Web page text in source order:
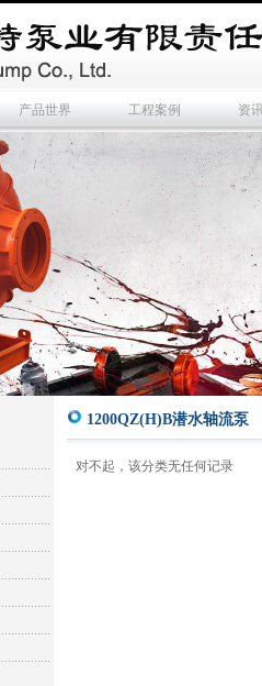
产品世界 工程案例 资
1200QZ(H)B潜水轴流泵
对不起，该分类无任何记录